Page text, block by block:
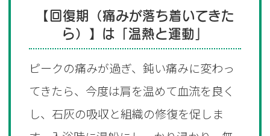
【回復期（痛みが落ち着いてきた
ら）】は「温熱と運動」‌
ピークの痛みが過ぎ、鈍い痛みに変わっ
てきたら、今度は肩を温めて血流を良く
し、石灰の吸収と組織の修復を促しま